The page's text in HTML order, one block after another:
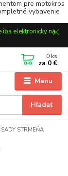
pre motokros
vybavenie
iba elektronicky na
Menu
Hľadať
0 ks
za 0 €
STRMEŇA